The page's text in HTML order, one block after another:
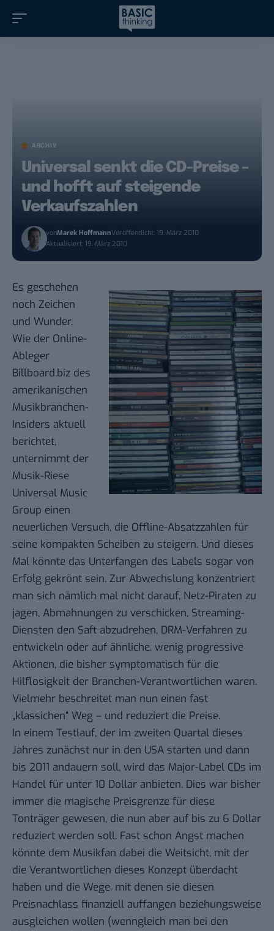
ARCHIV
Universal senkt die CD-Preise –
und hofft auf steigende
Verkaufszahlen
vonMarek HoffmannVeröffentlicht: 19. März 2010
Aktualisiert: 19. März 2010
Es geschehen
noch Zeichen
und Wunder.
Wie der Online-
Ableger
Billboard.biz des
amerikanischen
Musikbranchen-
Insiders aktuell
berichtet,
unternimmt der
Musik-Riese
Universal Music
Group einen
neuerlichen Versuch, die Offline-Absatzzahlen für
seine kompakten Scheiben zu steigern. Und dieses
Mal könnte das Unterfangen des Labels sogar von
Erfolg gekrönt sein. Zur Abwechslung konzentriert
man sich nämlich mal nicht darauf, Netz-Piraten zu
jagen, Abmahnungen zu verschicken, Streaming-
Diensten den Saft abzudrehen, DRM-Verfahren zu
entwickeln oder auf ähnliche, wenig progressive
Aktionen, die bisher symptomatisch für die
Hilflosigkeit der Branchen-Verantwortlichen waren.
Vielmehr beschreitet man nun einen fast
„klassichen“ Weg – und reduziert die Preise.
In einem Testlauf, der im zweiten Quartal dieses
Jahres zunächst nur in den USA starten und dann
bis 2011 andauern soll, wird das Major-Label CDs im
Handel für unter 10 Dollar anbieten. Dies war bisher
immer die magische Preisgrenze für diese
Tonträger gewesen, die nun aber auf bis zu 6 Dollar
reduziert werden soll. Fast schon Angst machen
könnte dem Musikfan dabei die Weitsicht, mit der
die Verantwortlichen dieses Konzept überdacht
haben und die Wege, mit denen sie diesen
Preisnachlass finanziell auffangen beziehungsweise
ausgleichen wollen (wenngleich man bei den